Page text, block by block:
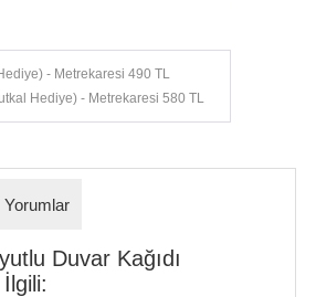
- Metrekaresi 490 TL
Hediye) - Metrekaresi 580 TL
Yorumlar
Duvar Kağıdı